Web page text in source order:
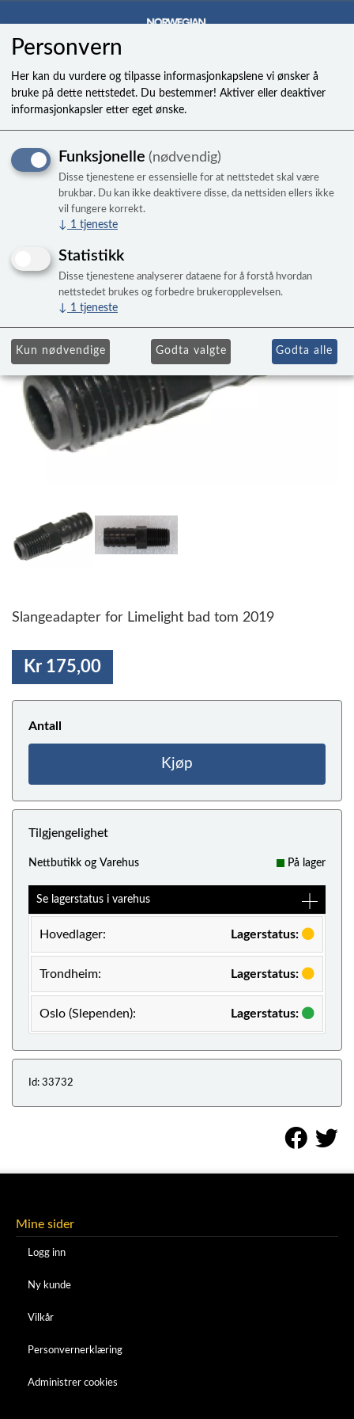
Dreneringsventil/
1/2in
Standard type for DRENERING WATKINS
PUMPE LIMELIGHT SERIEN .
Slangeadapter for Limelight bad tom 2019
Kr 175,00
Antall
Kjøp
Tilgjengelighet
Nettbutikk og Varehus På lager
Se lagerstatus i varehus
Hovedlager: Lagerstatus:
Trondheim: Lagerstatus:
Oslo (Slependen): Lagerstatus:
Id: 33732
Mine sider
Logg inn
Ny kunde
Vilkår
Personvernerklæring
Administrer cookies
Personvern
Her kan du vurdere og tilpasse informasjonkapslene vi ønsker å
bruke på dette nettstedet. Du bestemmer! Aktiver eller deaktiver
informasjonkapsler etter eget ønske.
Funksjonelle (nødvendig)
Disse tjenestene er essensielle for at nettstedet skal være
brukbar. Du kan ikke deaktivere disse, da nettsiden ellers ikke
vil fungere korrekt.
↓ 1 tjeneste
Statistikk
Disse tjenestene analyserer dataene for å forstå hvordan
nettstedet brukes og forbedre brukeropplevelsen.
↓ 1 tjeneste
Kun nødvendige Godta valgte Godta alle